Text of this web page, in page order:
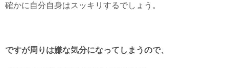
確かに自分自身はスッキリするでしょう。
ですが周りは嫌な気分になってしまうので、